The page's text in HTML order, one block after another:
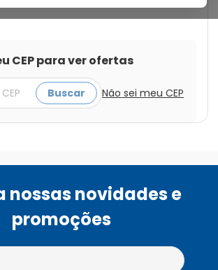
CEP para ver ofertas
Buscar Não sei meu CEP
nossas novidades e
promoções